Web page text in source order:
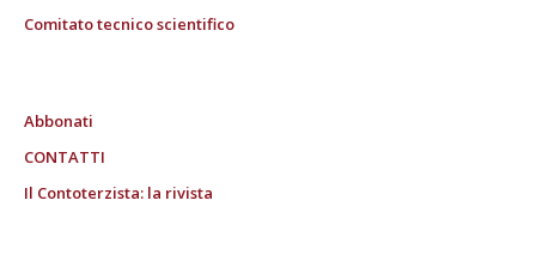
Comitato tecnico scientifico
Abbonati
CONTATTI
Il Contoterzista: la rivista